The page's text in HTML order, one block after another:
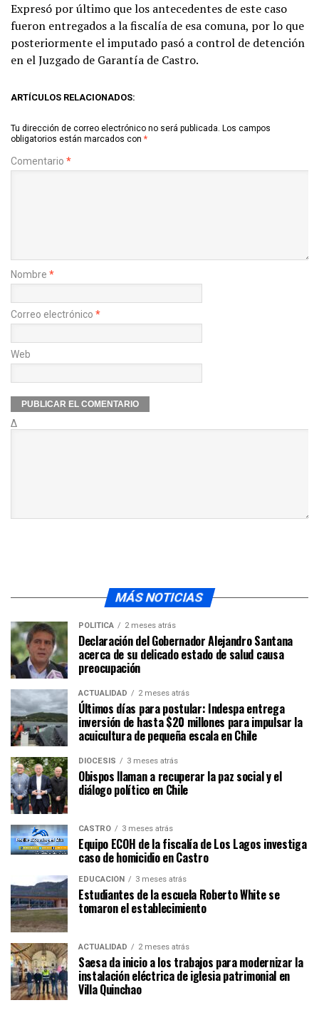
Expresó por último que los antecedentes de este caso
fueron entregados a la fiscalía de esa comuna, por lo que
posteriormente el imputado pasó a control de detención
en el Juzgado de Garantía de Castro.
ARTÍCULOS RELACIONADOS:
Tu dirección de correo electrónico no será publicada. Los campos
obligatorios están marcados con *
Comentario *
Nombre *
Correo electrónico *
Web
Δ
MÁS NOTICIAS
POLÍTICA 2 meses atrás
Declaración del Gobernador Alejandro Santana
acerca de su delicado estado de salud causa
preocupación
ACTUALIDAD 2 meses atrás
Últimos días para postular: Indespa entrega
inversión de hasta $20 millones para impulsar la
acuicultura de pequeña escala en Chile
DIÓCESIS 3 meses atrás
Obispos llaman a recuperar la paz social y el
diálogo político en Chile
CASTRO 3 meses atrás
Equipo ECOH de la fiscalía de Los Lagos investiga
caso de homicidio en Castro
EDUCACIÓN 3 meses atrás
Estudiantes de la escuela Roberto White se
tomaron el establecimiento
ACTUALIDAD 2 meses atrás
Saesa da inicio a los trabajos para modernizar la
instalación eléctrica de iglesia patrimonial en
Villa Quinchao